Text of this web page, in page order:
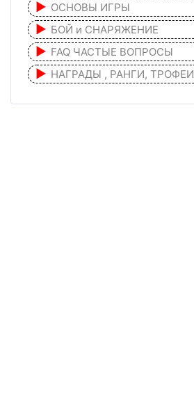
ОСНОВЫ ИГРЫ
БОЙ и СНАРЯЖЕНИЕ
FAQ ЧАСТЫЕ ВОПРОСЫ
НАГРАДЫ , РАНГИ, ТРОФЕИ